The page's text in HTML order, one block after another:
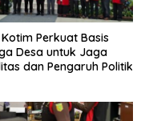
Kotim Perkuat Basis
Desa untuk Jaga
dan Pengaruh Politik